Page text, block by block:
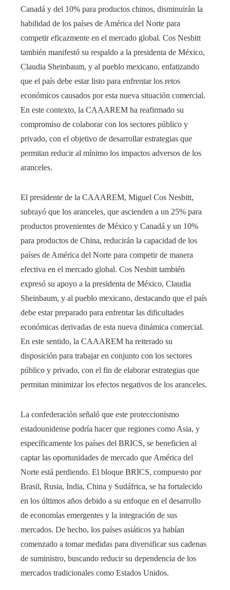
Canadá y del 10% para productos chinos, disminuirán la
habilidad de los países de América del Norte para
competir eficazmente en el mercado global. Cos Nesbitt
también manifestó su respaldo a la presidenta de México,
Claudia Sheinbaum, y al pueblo mexicano, enfatizando
que el país debe estar listo para enfrentar los retos
económicos causados por esta nueva situación comercial.
En este contexto, la CAAAREM ha reafirmado su
compromiso de colaborar con los sectores público y
privado, con el objetivo de desarrollar estrategias que
permitan reducir al mínimo los impactos adversos de los
aranceles.
El presidente de la CAAAREM, Miguel Cos Nesbitt,
subrayó que los aranceles, que ascienden a un 25% para
productos provenientes de México y Canadá y un 10%
para productos de China, reducirán la capacidad de los
países de América del Norte para competir de manera
efectiva en el mercado global. Cos Nesbitt también
expresó su apoyo a la presidenta de México, Claudia
Sheinbaum, y al pueblo mexicano, destacando que el país
debe estar preparado para enfrentar las dificultades
económicas derivadas de esta nueva dinámica comercial.
En este sentido, la CAAAREM ha reiterado su
disposición para trabajar en conjunto con los sectores
público y privado, con el fin de elaborar estrategias que
permitan minimizar los efectos negativos de los aranceles.
La confederación señaló que este proteccionismo
estadounidense podría hacer que regiones como Asia, y
específicamente los países del BRICS, se beneficien al
captar las oportunidades de mercado que América del
Norte está perdiendo. El bloque BRICS, compuesto por
Brasil, Rusia, India, China y Sudáfrica, se ha fortalecido
en los últimos años debido a su enfoque en el desarrollo
de economías emergentes y la integración de sus
mercados. De hecho, los países asiáticos ya habían
comenzado a tomar medidas para diversificar sus cadenas
de suministro, buscando reducir su dependencia de los
mercados tradicionales como Estados Unidos.